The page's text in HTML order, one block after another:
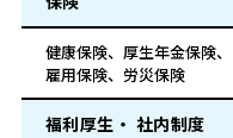
健康保険、厚生年金保険、
雇用保険、労災保険
福利厚生・ 社内制度